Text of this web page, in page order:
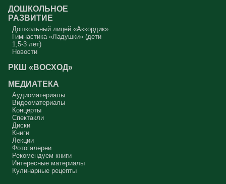
ДОШКОЛЬНОЕ
РАЗВИТИЕ
Дошкольный лицей «Аккордик»
Гимнастика «Ладушки» (дети
1,5-3 лет)
Новости
РКШ «ВОСХОД»
МЕДИАТЕКА
Аудиоматериалы
Видеоматериалы
Концерты
Спектакли
Диски
Книги
Лекции
Фотогалереи
Рекомендуем книги
Интересные материалы
Кулинарные рецепты